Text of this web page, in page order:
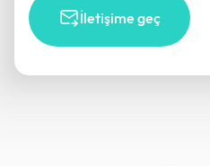
İletişime geç